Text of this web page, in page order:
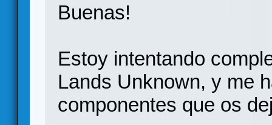
Buenas!
Estoy intentando
Lands Unknown, y me
componentes que os